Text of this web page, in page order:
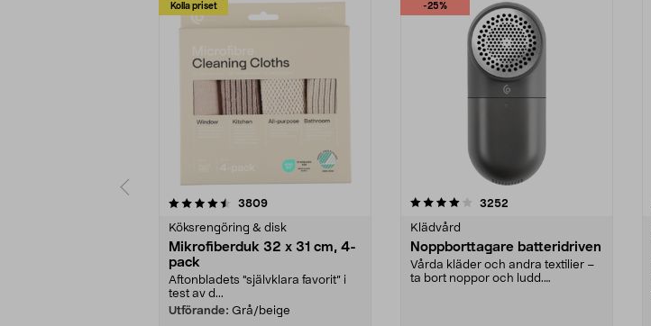
Kolla priset
3809recensioner
Köksrengöring & disk
Mikrofiberduk 32 x 31 cm, 4-
pack
Aftonbladets "självklara favorit” i
test av d...
Utförande: Grå/beige
-25%
4.0av 5 stjärnor 3252
Klädvård
Noppborttagare batteridriven
Vårda kläder och andra textilier –
ta bort noppor och ludd.
4.5av 5 stjärnor